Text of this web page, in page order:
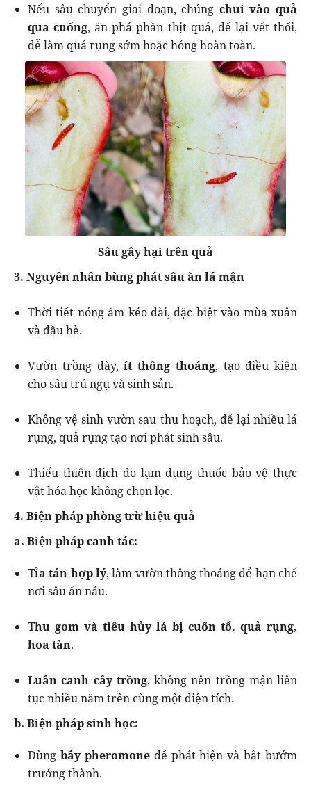
Nếu sâu chuyển giai đoạn, chúng chui vào quả
qua cuống, ăn phá phần thịt quả, để lại vết thối,
dễ làm quả rụng sớm hoặc hỏng hoàn toàn.
Sâu gây hại trên quả
3. Nguyên nhân bùng phát sâu ăn lá mận
Thời tiết nóng ẩm kéo dài, đặc biệt vào mùa xuân
và đầu hè.
Vườn trồng dày,ít thông thoáng, tạo điều kiện
cho sâu trú ngụ và sinh sản.
Không vệ sinh vườn sau thu hoạch, để lại nhiều lá
rụng, quả rụng tạo nơi phát sinh sâu.
Thiếu thiên địch do lạm dụng thuốc bảo vệ thực
vật hóa học không chọn lọc.
4. Biện pháp phòng trừ hiệu quả
a. Biện pháp canh tác:
Tỉa tán hợp lý, làm vườn thông thoáng để hạn chế
nơi sâu ẩn náu.
Thu gom và tiêu hủy lá bị cuốn tổ, quả rụng,
hoa tàn.
Luân canh cây trồng, không nên trồng mận liên
tục nhiều năm trên cùng một diện tích.
b. Biện pháp sinh học:
Dùng bẫy pheromoneđể phát hiện và bắt bướm
trưởng thành.